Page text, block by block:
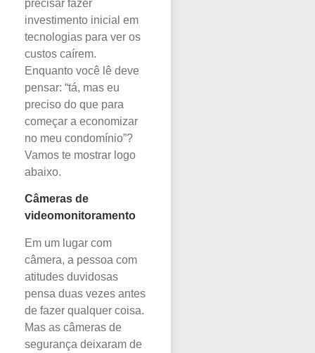
precisar fazer
investimento inicial em
tecnologias para ver os
custos caírem.
Enquanto você lê deve
pensar: “tá, mas eu
preciso do que para
começar a economizar
no meu condomínio”?
Vamos te mostrar logo
abaixo.
Câmeras de
videomonitoramento
Em um lugar com
câmera, a pessoa com
atitudes duvidosas
pensa duas vezes antes
de fazer qualquer coisa.
Mas as câmeras de
segurança deixaram de